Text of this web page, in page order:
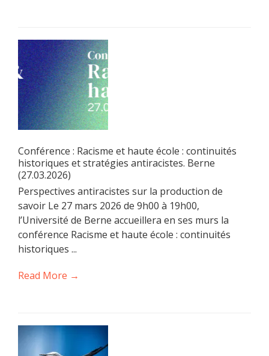
Conférence : Racisme et haute école : continuités
historiques et stratégies antiracistes. Berne
(27.03.2026)
Perspectives antiracistes sur la production de
savoir Le 27 mars 2026 de 9h00 à 19h00,
l’Université de Berne accueillera en ses murs la
conférence Racisme et haute école : continuités
historiques ...
Read More →